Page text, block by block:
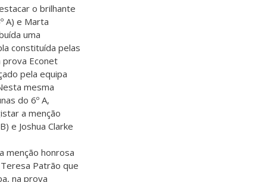
o brilhante
A) e Marta
uma
constituída pelas
prova Econet
pela equipa
mesma
do 6º A,
a menção
e Joshua Clarke
menção honrosa
Patrão que
na prova